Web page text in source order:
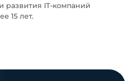
развития IT-компаний
15 лет.